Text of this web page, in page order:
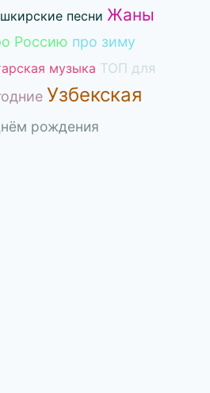
песни Жаны
Россию про зиму
музыка ТОП для
Узбекская
рождения